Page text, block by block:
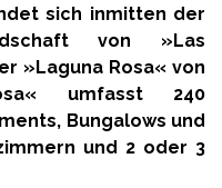
sich inmitten der
von »Las
»Laguna Rosa« von
umfasst 240
Bungalows und
und 2 oder 3